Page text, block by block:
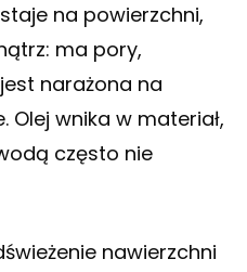
na powierzchni,
ma pory,
narażona na
wnika w materiał,
często nie
nawierzchni